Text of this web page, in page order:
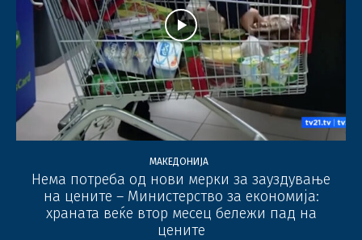
МАКЕДОНИЈА
Нема потреба од нови мерки за зауздување
на цените – Министерство за економија:
храната веќе втор месец бележи пад на
цените